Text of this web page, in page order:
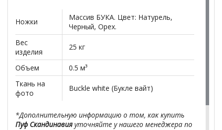
Ножки
Массив БУКА. Цвет: Натурель,
Черный, Орех.
Вес
изделия
25 кг
Объем
0.5 м³
Ткань на
фото
Buckle white (Букле вайт)
*Дополнительную информацию о том, как купить
Пуф Скандинавияуточняйте у нашего менеджера по